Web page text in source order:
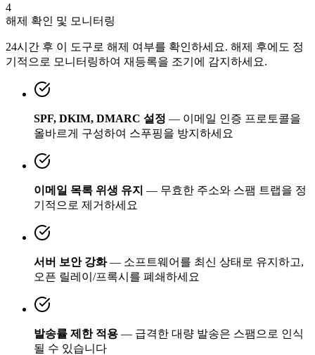
4
해제 확인 및 모니터링
24시간 후 이 도구로 해제 여부를 확인하세요. 해제 후에도 정
기적으로 모니터링하여 재등록을 조기에 감지하세요.
SPF, DKIM, DMARC 설정 — 이메일 인증 프로토콜을
올바르게 구성하여 스푸핑을 방지하세요
이메일 목록 위생 유지 — 무효한 주소와 스팸 트랩을 정
기적으로 제거하세요
서버 보안 강화— 소프트웨어를 최신 상태로 유지하고,
오픈 릴레이/프록시를 폐쇄하세요
발송률 제한 적용 — 급격한 대량 발송은 스팸으로 인식
될 수 있습니다